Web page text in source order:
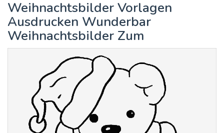
Weihnachtsbilder Vorlagen
Ausdrucken Wunderbar
Weihnachtsbilder Zum